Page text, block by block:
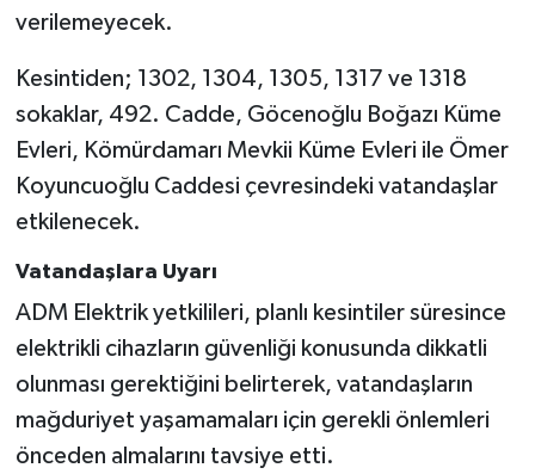
verilemeyecek.
Kesintiden; 1302, 1304, 1305, 1317 ve 1318
sokaklar, 492. Cadde, Göcenoğlu Boğazı Küme
Evleri, Kömürdamarı Mevkii Küme Evleri ile Ömer
Koyuncuoğlu Caddesi çevresindeki vatandaşlar
etkilenecek.
Vatandaşlara Uyarı
ADM Elektrik yetkilileri, planlı kesintiler süresince
elektrikli cihazların güvenliği konusunda dikkatli
olunması gerektiğini belirterek, vatandaşların
mağduriyet yaşamamaları için gerekli önlemleri
önceden almalarını tavsiye etti.